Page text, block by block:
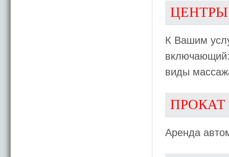
К Вашим
включающий:
виды
ПРОКАТ
Аренда